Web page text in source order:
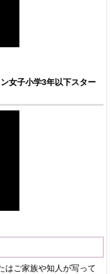
女子小学3年以下スター
はご家族や知人が写って